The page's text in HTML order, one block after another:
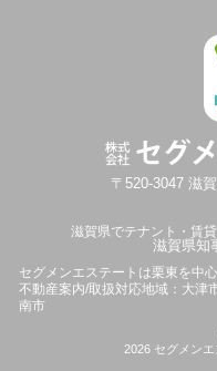
〒520-3047 滋
滋賀県でテナント・賃
滋賀県知
セグメンエステートは栗東を中
不動産案内/取扱対応地域：大津
南市
2026 セグメンエ